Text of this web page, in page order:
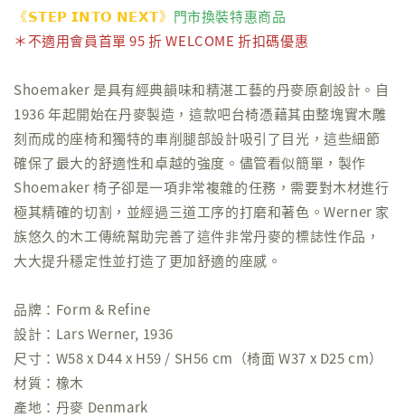
《𝗦𝗧𝗘𝗣 𝗜𝗡𝗧𝗢 𝗡𝗘𝗫𝗧》 門市換裝特惠商品
＊不適用會員首單 95 折 WELCOME 折扣碼優惠
Shoemaker 是具有經典韻味和精湛工藝的丹麥原創設計。自
1936 年起開始在丹麥製造，這款吧台椅憑藉其由整塊實木雕
刻而成的座椅和獨特的車削腿部設計吸引了目光，這些細節
確保了最大的舒適性和卓越的強度。儘管看似簡單，製作
Shoemaker 椅子卻是一項非常複雜的任務，需要對木材進行
極其精確的切割，並經過三道工序的打磨和著色。Werner 家
族悠久的木工傳統幫助完善了這件非常丹麥的標誌性作品，
大大提升穩定性並打造了更加舒適的座感。
品牌：Form & Refine
設計：Lars Werner, 1936
尺寸：W58 x D44 x H59 / SH56 cm（椅面 W37 x D25 cm）
材質：橡木
產地：丹麥 Denmark